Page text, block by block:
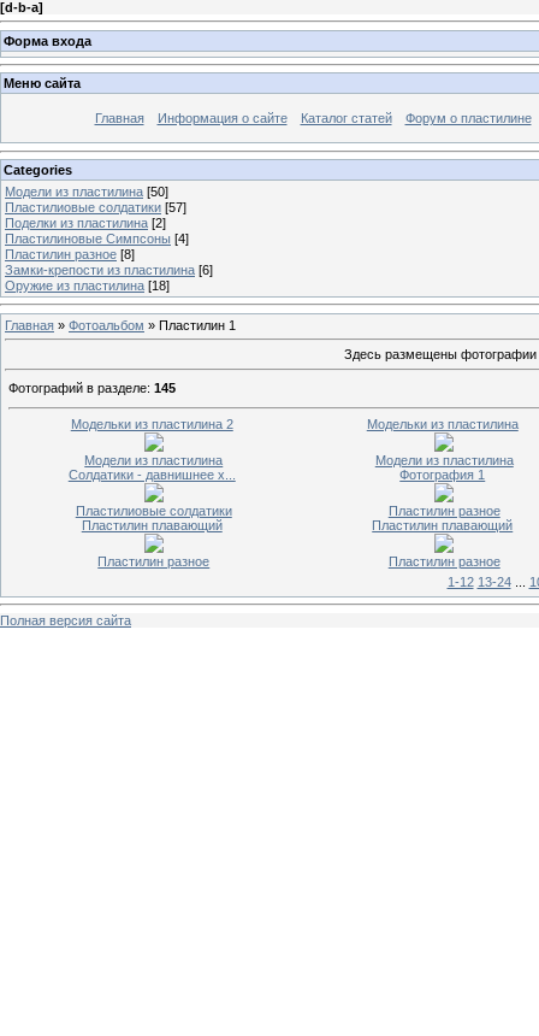
[d-b-a]
Форма входа
Меню сайта
Главная Информация о сайте Каталог статей Форум о пластилине
Categories
Модели из пластилина [50]
Пластилиовые солдатики [57]
Поделки из пластилина [2]
Пластилиновые Симпсоны [4]
Пластилин разное [8]
Замки-крепости из пластилина [6]
Оружие из пластилина [18]
Главная » Фотоальбом » Пластилин 1
Здесь размещены фотографии
Фотографий в разделе: 145
Модельки из пластилина 2
Модели из пластилина
Модельки из пластилина
Модели из пластилина
Солдатики - давнишнее х...
Пластилиовые солдатики
Фотография 1
Пластилин разное
Пластилин плавающий
Пластилин разное
Пластилин плавающий
Пластилин разное
1-12 13-24
Полная версия сайта